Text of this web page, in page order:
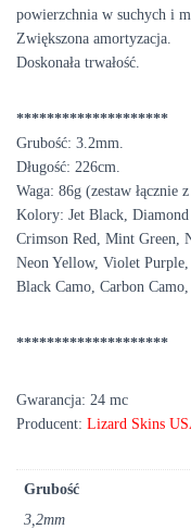
powierzchnia w suchych i
Zwiększona amortyzacja.
Doskonała trwałość.
********************
Grubość: 3.2mm.
Długość: 226cm.
Waga: 86g (zestaw łącznie
Kolory: Jet Black,
Crimson Red, Mint Green,
Neon Yellow, Violet Purple,
Black Camo, Carbon
********************
Gwarancja: 24 mc
Producent: Lizard Skins
Grubość
3,2mm